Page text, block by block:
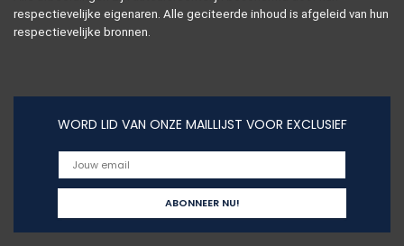
respectievelijke eigenaren. Alle geciteerde inhoud is afgeleid van hun
respectievelijke bronnen.
WORD LID VAN ONZE MAILLIJST VOOR EXCLUSIEF